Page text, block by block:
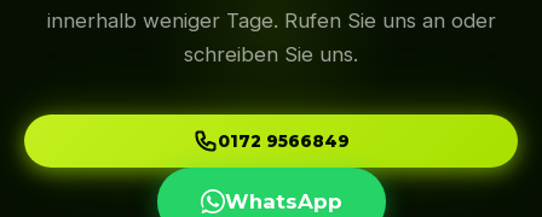
innerhalb weniger Tage. Rufen Sie uns an oder
schreiben Sie uns.
0172 9566849
WhatsApp